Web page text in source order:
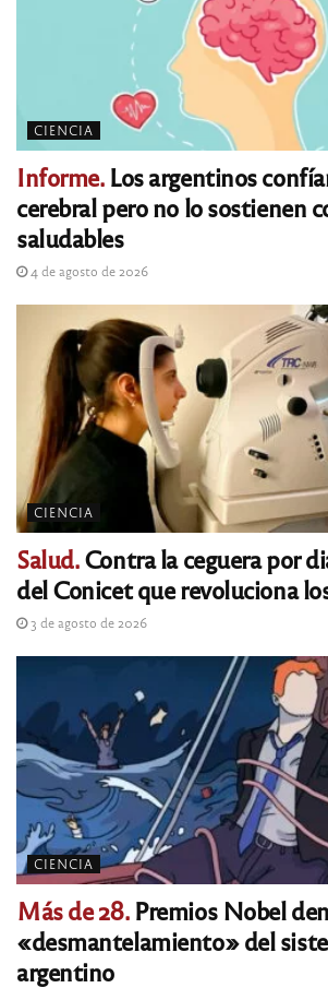
CIENCIA
Informe.Los argentinos
cerebral pero no lo sostienen
saludables
4 de agosto de 2026
CIENCIA
Salud.Contra la ceguera por
del Conicet que revoluciona
3 de agosto de 2026
CIENCIA
Más de 28.Premios Nobel
«desmantelamiento» del
argentino